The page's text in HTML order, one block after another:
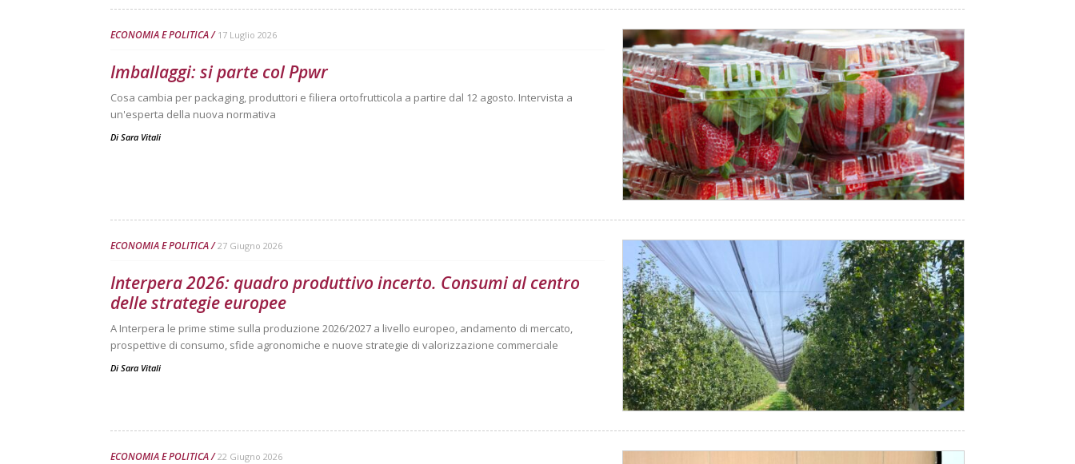
ECONOMIA E POLITICA 17 Luglio 2026
Imballaggi: si parte col Ppwr
Cosa cambia per packaging, produttori e filiera ortofrutticola a partire dal 12 agosto. Intervista a
un'esperta della nuova normativa
Di Sara Vitali
ECONOMIA E POLITICA 27 Giugno 2026
Interpera 2026: quadro produttivo incerto. Consumi al centro
delle strategie europee
A Interpera le prime stime sulla produzione 2026/2027 a livello europeo, andamento di mercato,
prospettive di consumo, sfide agronomiche e nuove strategie di valorizzazione commerciale
Di Sara Vitali
ECONOMIA E POLITICA 22 Giugno 2026